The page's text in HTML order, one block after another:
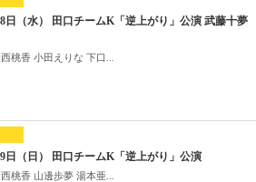
日（水） 田口チームK「逆上がり」公演 武藤十夢
桃香 小田えりな 下口...
日（日） 田口チームK「逆上がり」公演
桃香 山邊歩夢 湯本亜...